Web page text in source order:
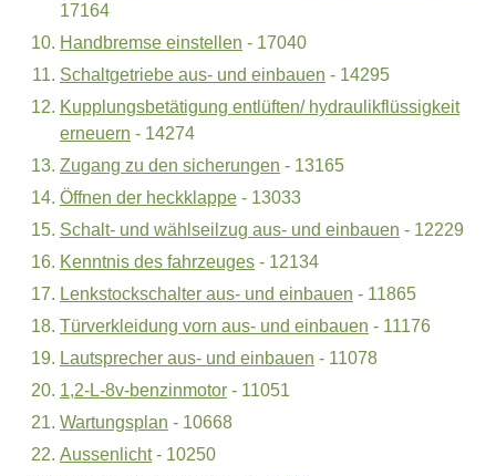
17164
Handbremse einstellen - 17040
Schaltgetriebe aus- und einbauen - 14295
Kupplungsbetätigung entlüften/ hydraulikflüssigkeit
erneuern - 14274
Zugang zu den sicherungen - 13165
Öffnen der heckklappe- 13033
Schalt- und wählseilzug aus- und einbauen - 12229
Kenntnis des fahrzeuges- 12134
Lenkstockschalter aus- und einbauen - 11865
Türverkleidung vorn aus- und einbauen - 11176
Lautsprecher aus- und einbauen - 11078
1,2-L-8v-benzinmotor- 11051
Wartungsplan - 10668
Aussenlicht- 10250